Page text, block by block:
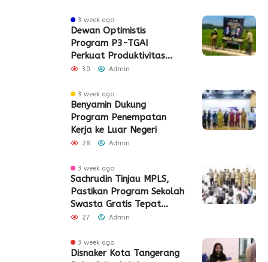
3 week ago
Dewan Optimistis
Program P3-TGAI
Perkuat Produktivitas
Pertanian di Lebak
30 Admin
3 week ago
Benyamin Dukung
Program Penempatan
Kerja ke Luar Negeri
28 Admin
3 week ago
Sachrudin Tinjau MPLS,
Pastikan Program Sekolah
Swasta Gratis Tepat
Sasaran
27 Admin
3 week ago
Disnaker Kota Tangerang